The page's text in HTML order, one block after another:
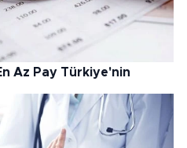
Az Pay Türkiye'nin